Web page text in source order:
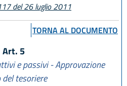
del 26 luglio 2011
TORNA AL DOCUMENTO
Art. 5
e passivi - Approvazione
tesoriere